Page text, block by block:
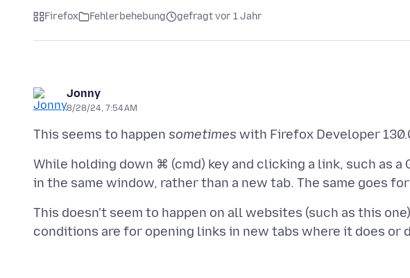
Firefox Fehlerbehebung gefragt vor 1 Jahr
Jonny
8/28/24, 7:54 AM
This seems to happen sometimes
While holding down ⌘ (cmd) key and clicking a link, such as
This doesn't seem to happen on all websites (such as this